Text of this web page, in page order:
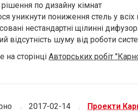
рішення по дизайну кімнат
уникнути пониження стель у
нестандартні щілинні
відсутність шуму від роботи
на сторінці Авторських робіт
2017-02-14 Проекти